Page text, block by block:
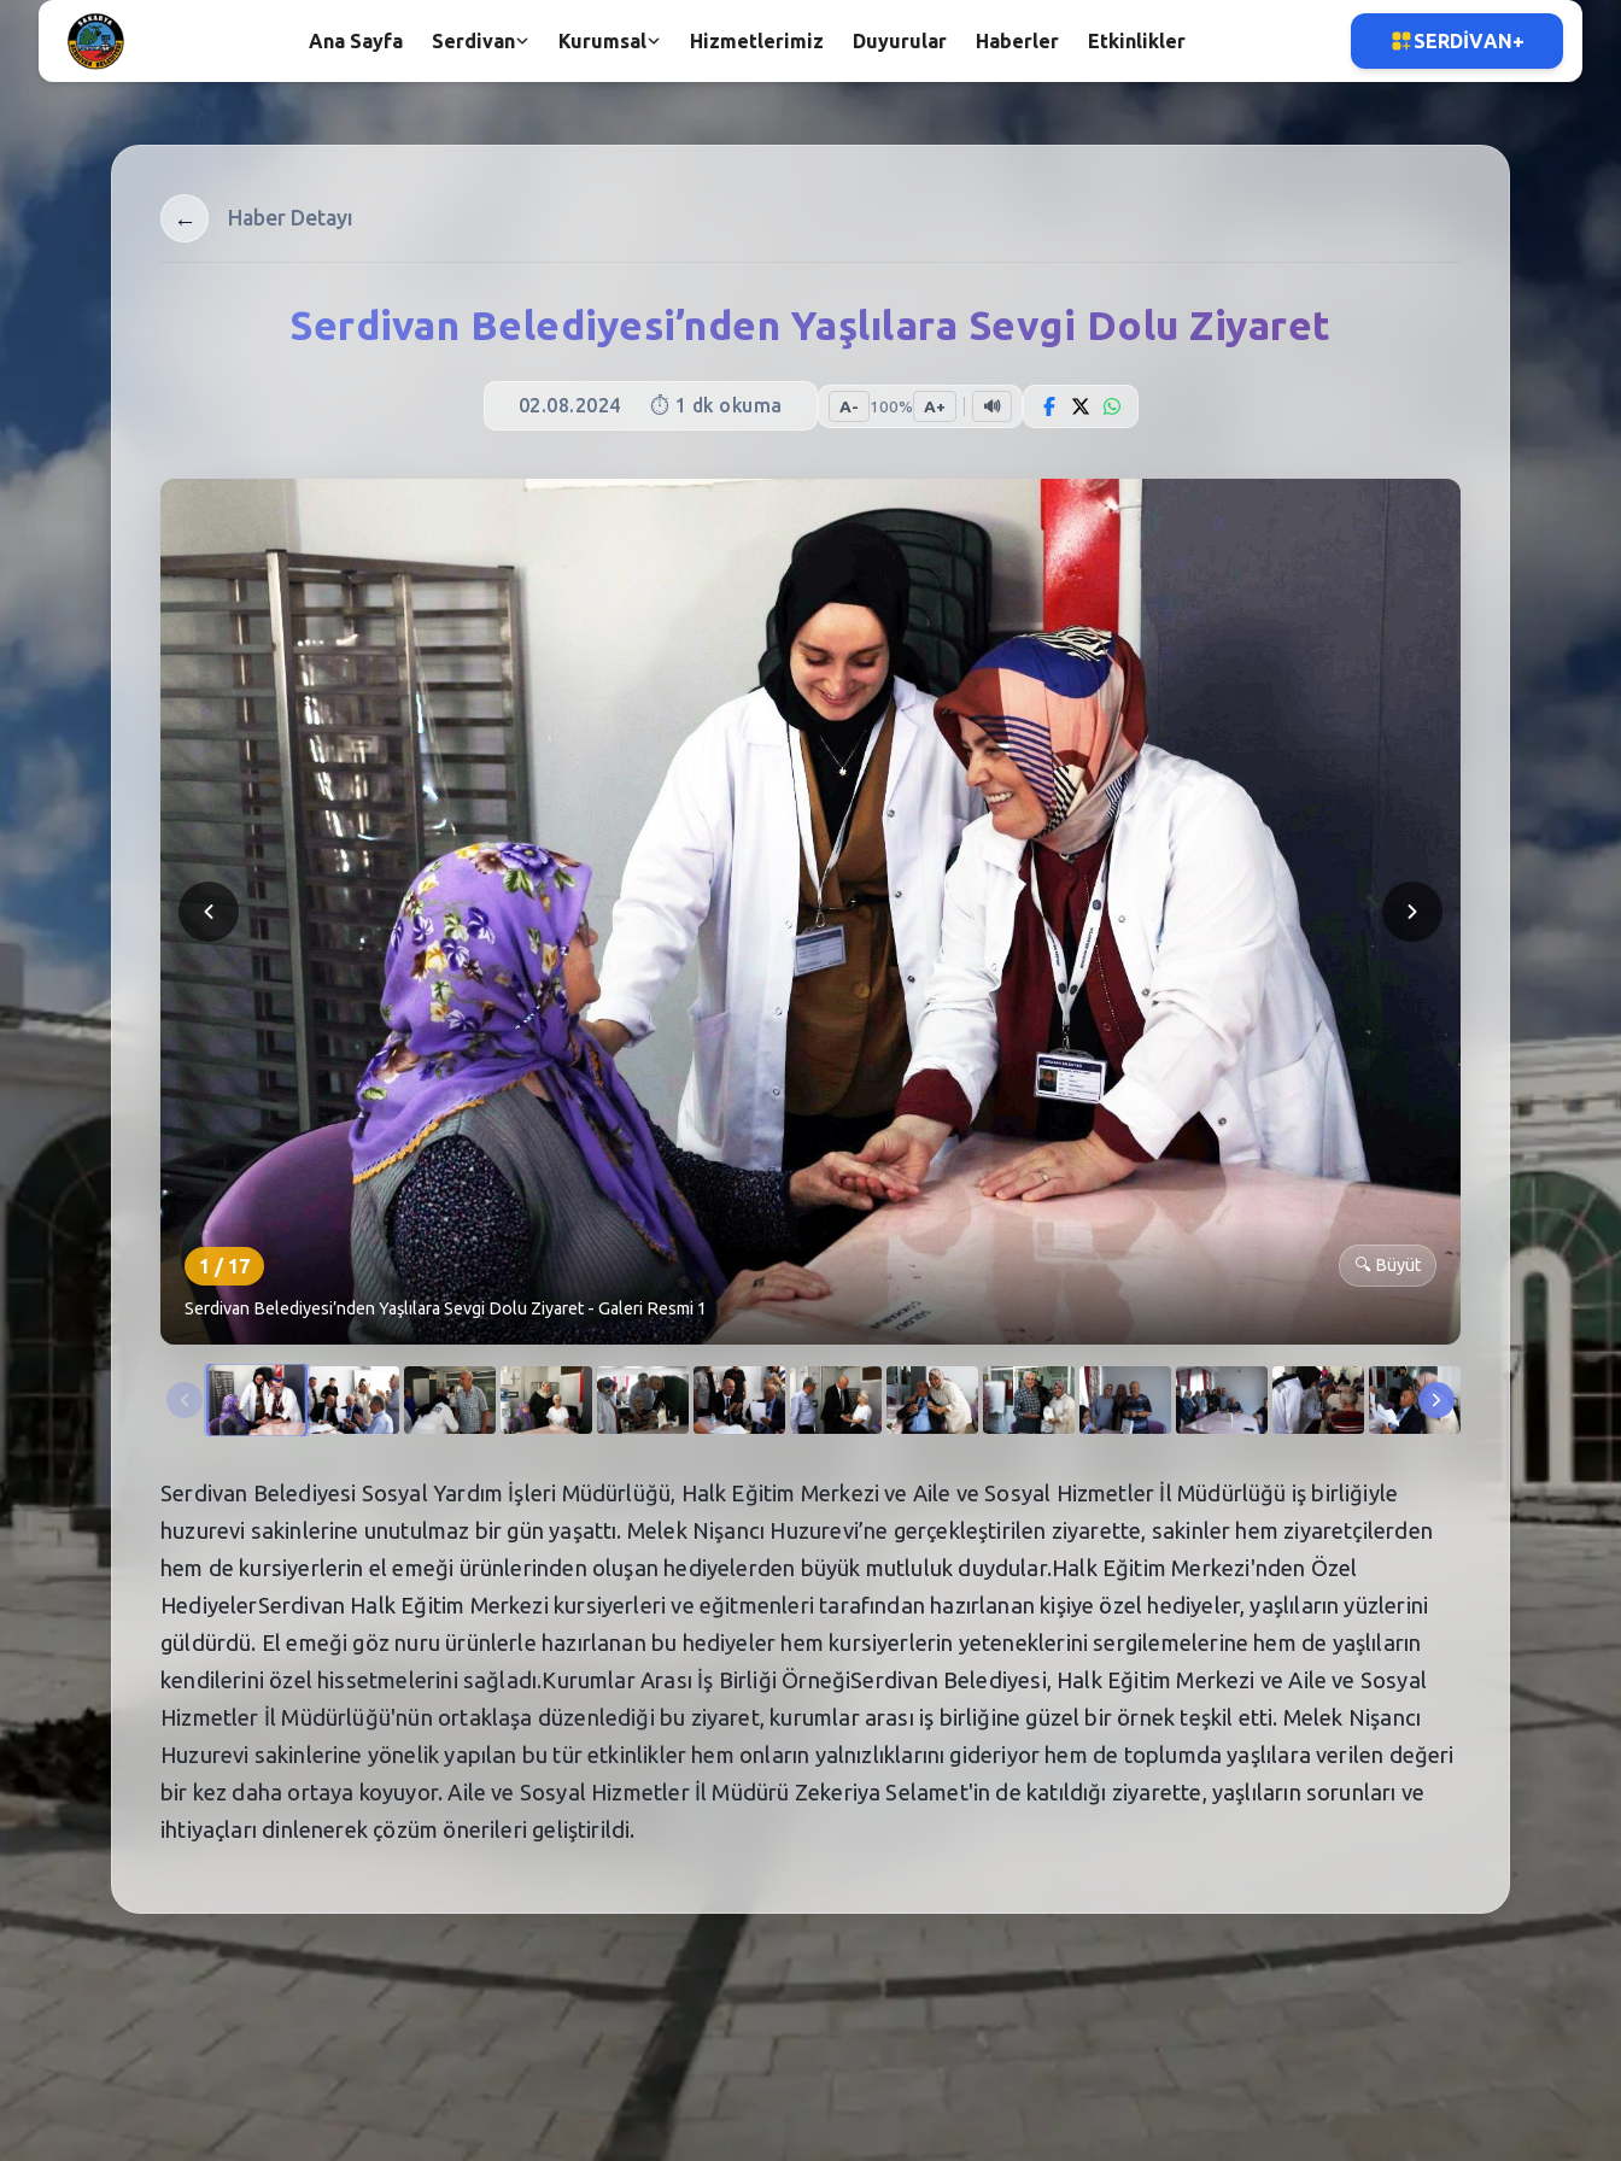
← Haber Detayı
Serdivan Belediyesi’nden Yaşlılara Sevgi Dolu Ziyaret
02.08.2024 ⏱️ 1 dk okuma A- 100% A+ 🔊
1 / 17 🔍 Büyüt
Serdivan Belediyesi’nden Yaşlılara Sevgi Dolu Ziyaret - Galeri Resmi 1
Serdivan Belediyesi Sosyal Yardım İşleri Müdürlüğü, Halk Eğitim Merkezi ve Aile ve Sosyal Hizmetler İl Müdürlüğü iş birliğiyle
huzurevi sakinlerine unutulmaz bir gün yaşattı. Melek Nişancı Huzurevi’ne gerçekleştirilen ziyarette, sakinler hem ziyaretçilerden
hem de kursiyerlerin el emeği ürünlerinden oluşan hediyelerden büyük mutluluk duydular.Halk Eğitim Merkezi'nden Özel
HediyelerSerdivan Halk Eğitim Merkezi kursiyerleri ve eğitmenleri tarafından hazırlanan kişiye özel hediyeler, yaşlıların yüzlerini
güldürdü. El emeği göz nuru ürünlerle hazırlanan bu hediyeler hem kursiyerlerin yeteneklerini sergilemelerine hem de yaşlıların
kendilerini özel hissetmelerini sağladı.Kurumlar Arası İş Birliği ÖrneğiSerdivan Belediyesi, Halk Eğitim Merkezi ve Aile ve Sosyal
Hizmetler İl Müdürlüğü'nün ortaklaşa düzenlediği bu ziyaret, kurumlar arası iş birliğine güzel bir örnek teşkil etti. Melek Nişancı
Huzurevi sakinlerine yönelik yapılan bu tür etkinlikler hem onların yalnızlıklarını gideriyor hem de toplumda yaşlılara verilen değeri
bir kez daha ortaya koyuyor. Aile ve Sosyal Hizmetler İl Müdürü Zekeriya Selamet'in de katıldığı ziyarette, yaşlıların sorunları ve
ihtiyaçları dinlenerek çözüm önerileri geliştirildi.
Ana Sayfa Serdivan Kurumsal Hizmetlerimiz Duyurular Haberler Etkinlikler SERDIVAN+